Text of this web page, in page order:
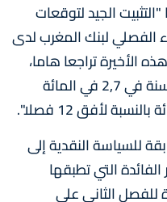
الجيد لتوقعات
لبنك المغرب لدى
الأخيرة تراجعا هاما،
مستقرة في الفصل الثاني من السنة في 2,7 في المائة
للسياسة النقدية إلى
التي تطبقها
الثاني على